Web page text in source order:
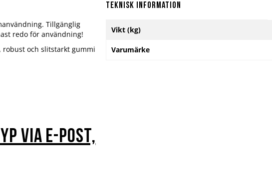
Tillgänglig
redo för användning!
robust och slitstarkt gummi
via e-post,
Teknisk information
information
Vikt (kg)
Varumärke